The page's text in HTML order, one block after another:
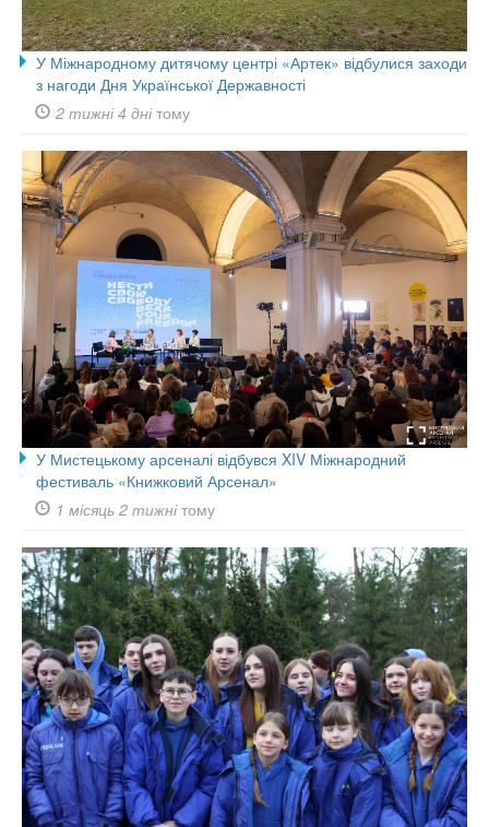
У Міжнародному дитячому центрі «Артек» відбулися заходи
з нагоди Дня Української Державності
2 тижні 4 днітому
У Мистецькому арсеналі відбувся XIV Міжнародний
фестиваль «Книжковий Арсенал»
1 місяць 2 тижнітому